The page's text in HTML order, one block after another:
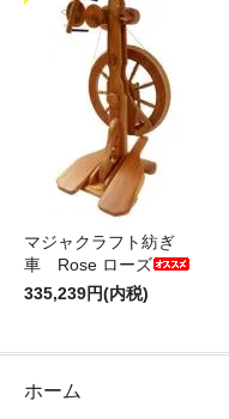
マジャクラフト紡ぎ
車 Rose ローズ
335,239円(内税)
ホーム